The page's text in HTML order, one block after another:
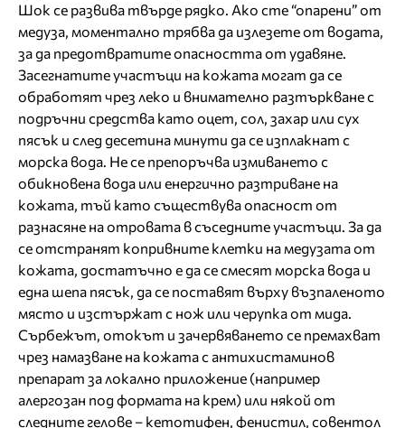
Шок се развива твърде рядко. Ако сте “опарени” от
медуза, моментално трябва да излезете от водата,
за да предотвратите опасността от удавяне.
Засегнатите участъци на кожата могат да се
обработят чрез леко и внимателно разтъркване с
подръчни средства като оцет, сол, захар или сух
пясък и след десетина минути да се изплакнат с
морска вода. Не се препоръчва измиването с
обикновена вода или енергично разтриване на
кожата, тъй като съществува опасност от
разнасяне на отровата в съседните участъци. За да
се отстранят копривните клетки на медузата от
кожата, достатъчно е да се смесят морска вода и
една шепа пясък, да се поставят върху възпаленото
място и изстържат с нож или черупка от мида.
Сърбежът, отокът и зачервяването се премахват
чрез намазване на кожата с антихистаминов
препарат за локално приложение (например
алергозан под формата на крем) или някой от
следните гелове – кетотифен, фенистил, совентол